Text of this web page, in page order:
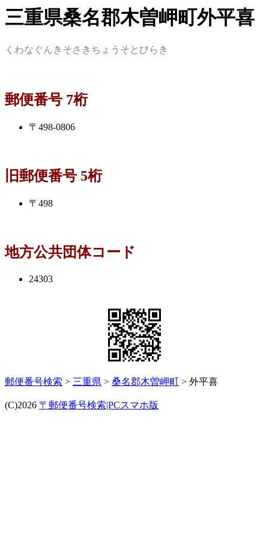
三重県桑名郡木曽岬町外平喜
くわなぐんきそさきちょうそとびらき
郵便番号 7桁
〒498-0806
旧郵便番号 5桁
〒498
地方公共団体コード
24303
郵便番号検索 > 三重県 > 桑名郡木曽岬町 > 外平喜
(C)2026 〒郵便番号検索|PCスマホ版